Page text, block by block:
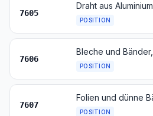
7605
Draht aus Aluminium
POSITION
7606
POSITION
7607
POSITION